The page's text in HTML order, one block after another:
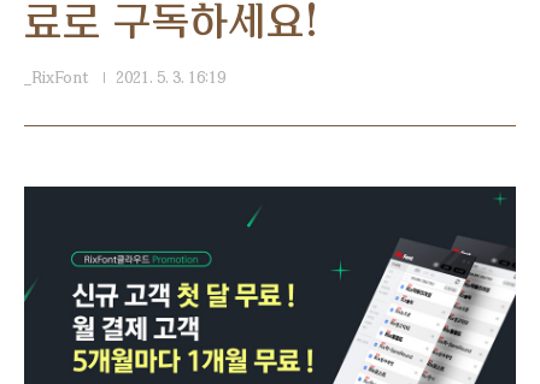
료로 구독하세요!
_RixFont 2021. 5. 3. 16:19